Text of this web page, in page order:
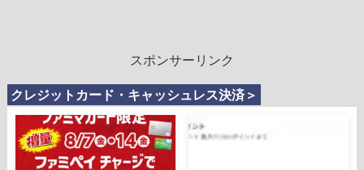
スポンサーリンク
クレジットカード・キャッシュレス決済＞